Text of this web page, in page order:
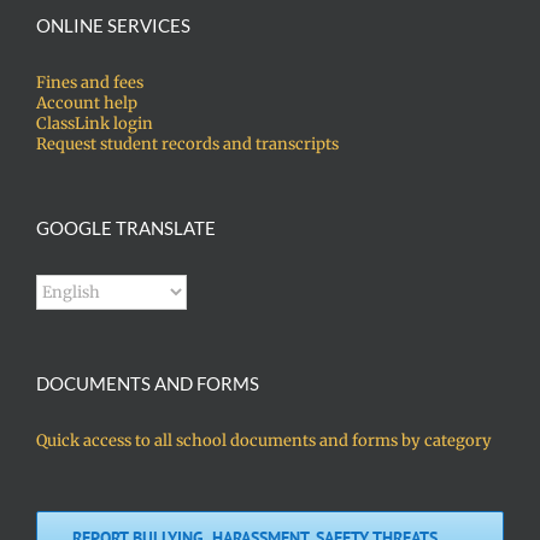
ONLINE SERVICES
Fines and fees
Account help
ClassLink login
Request student records and transcripts
GOOGLE TRANSLATE
DOCUMENTS AND FORMS
Quick access to all school documents and forms by category